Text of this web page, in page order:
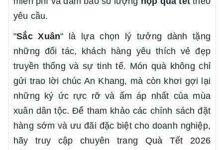
yêu cầu.
"Sắc Xuân" là lựa chọn lý tưởng dành tặng
những đối tác, khách hàng yêu thích vẻ đẹp
truyền thống và sự tinh tế. Món quà không chỉ
gửi trao lời chúc An Khang, mà còn khơi gợi lại
những ký ức rực rỡ và ấm áp nhất của mùa
xuân dân tộc. Để tham khảo các chính sách đặt
hàng sớm và ưu đãi đặc biệt cho doanh nghiệp,
hãy truy cập chuyên trang Quà Tết 2026